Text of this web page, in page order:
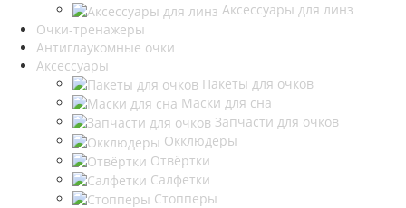
Аксессуары для линз
Очки-тренажеры
Антиглаукомные очки
Аксессуары
Пакеты для очков
Маски для сна
Запчасти для очков
Окклюдеры
Отвёртки
Салфетки
Стопперы